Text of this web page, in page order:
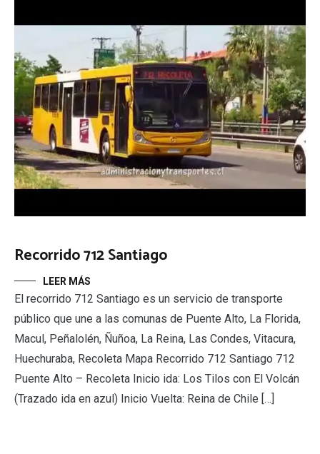
Recorrido 712 Santiago
LEER MÁS
El recorrido 712 Santiago es un servicio de transporte
público que une a las comunas de Puente Alto, La Florida,
Macul, Peñalolén, Ñuñoa, La Reina, Las Condes, Vitacura,
Huechuraba, Recoleta Mapa Recorrido 712 Santiago 712
Puente Alto – Recoleta Inicio ida: Los Tilos con El Volcán
(Trazado ida en azul) Inicio Vuelta: Reina de Chile […]